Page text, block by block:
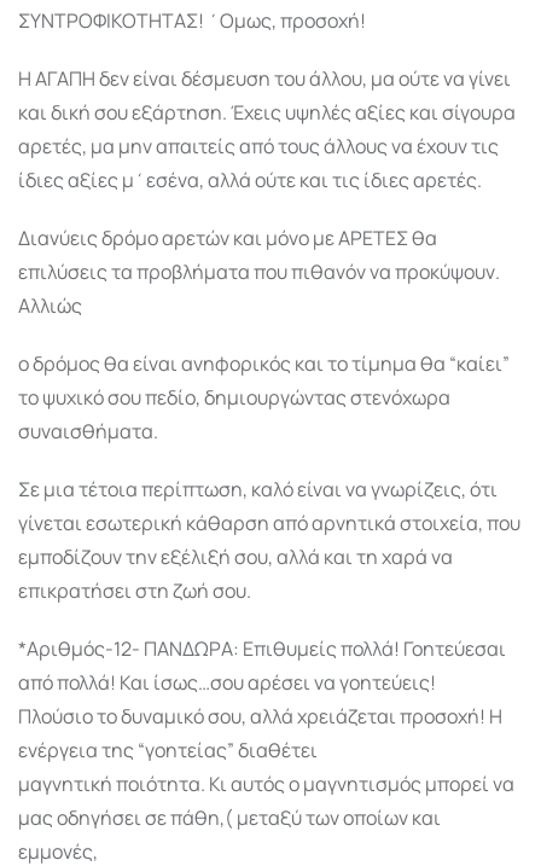
ΣΥΝΤΡΟΦΙΚΟΤΗΤΑΣ! ΄Ομως, προσοχή!
Η ΑΓΑΠΗ δεν είναι δέσμευση του άλλου, μα ούτε να γίνει
και δική σου εξάρτηση. Έχεις υψηλές αξίες και σίγουρα
αρετές, μα μην απαιτείς από τους άλλους να έχουν τις
ίδιες αξίες μ΄εσένα, αλλά ούτε και τις ίδιες αρετές.
Διανύεις δρόμο αρετών και μόνο με ΑΡΕΤΕΣ θα
επιλύσεις τα προβλήματα που πιθανόν να προκύψουν.
Αλλιώς
ο δρόμος θα είναι ανηφορικός και το τίμημα θα “καίει”
το ψυχικό σου πεδίο, δημιουργώντας στενόχωρα
συναισθήματα.
Σε μια τέτοια περίπτωση, καλό είναι να γνωρίζεις, ότι
γίνεται εσωτερική κάθαρση από αρνητικά στοιχεία, που
εμποδίζουν την εξέλιξή σου, αλλά και τη χαρά να
επικρατήσει στη ζωή σου.
*Αριθμός-12- ΠΑΝΔΩΡΑ: Επιθυμείς πολλά! Γοητεύεσαι
από πολλά! Και ίσως…σου αρέσει να γοητεύεις!
Πλούσιο το δυναμικό σου, αλλά χρειάζεται προσοχή! Η
ενέργεια της “γοητείας” διαθέτει
μαγνητική ποιότητα. Κι αυτός ο μαγνητισμός μπορεί να
μας οδηγήσει σε πάθη,( μεταξύ των οποίων και
εμμονές,